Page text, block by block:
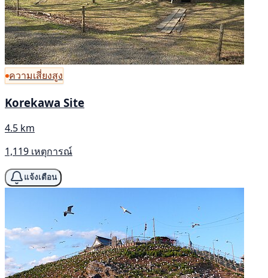
ความเสี่ยงสูง
Korekawa Site
4.5 km
1,119 เหตุการณ์
แจ้งเตือน